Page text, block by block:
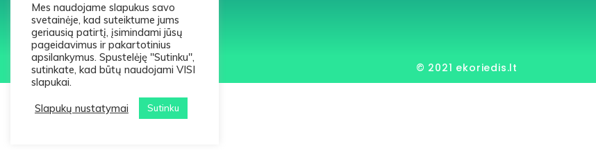
© 2021 ekoriedis.lt
Mes naudojame slapukus savo
svetainėje, kad suteiktume jums
geriausią patirtį, įsimindami jūsų
pageidavimus ir pakartotinius
apsilankymus. Spustelėję "Sutinku",
sutinkate, kad būtų naudojami VISI
slapukai.
Slapukų nustatymai
Sutinku